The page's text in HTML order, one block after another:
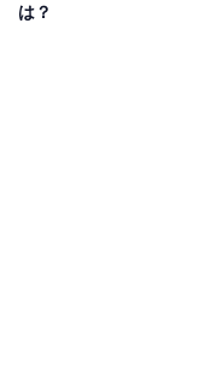
は？